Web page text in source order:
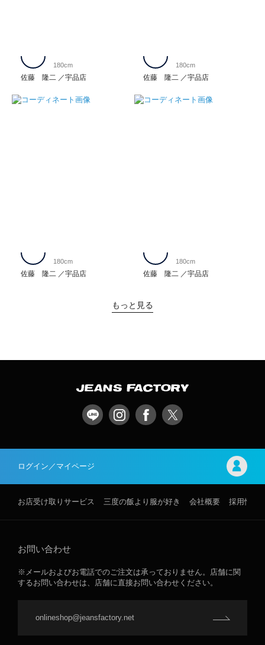
佐藤 隆二 宇品店
180cm
佐藤 隆二 宇品店
180cm
佐藤 隆二 宇品店
180cm
佐藤 隆二 宇品店
180cm
もっと見る
ログイン／マイページ
お店受け取りサービス 三度の飯より服が好き 会社概要 採用情報
お問い合わせ
※メールおよびお電話でのご注文は承っておりません。店舗に関
するお問い合わせは、店舗に直接お問い合わせください。
onlineshop@jeansfactory.net